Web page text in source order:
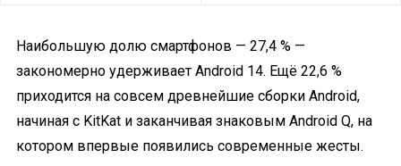
Наибольшую долю смартфонов — 27,4 % —
закономерно удерживает Android 14. Ещё 22,6 %
приходится на совсем древнейшие сборки Android,
начиная с KitKat и заканчивая знаковым Android Q, на
котором впервые появились современные жесты.